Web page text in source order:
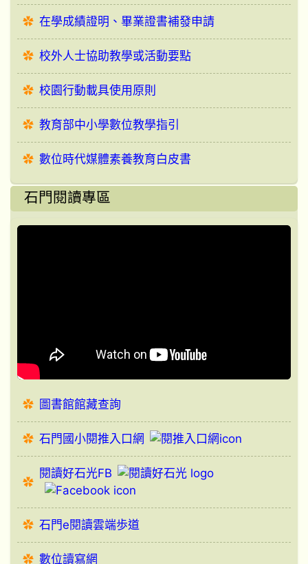
在學成績證明、畢業證書補發申請
校外人士協助教學或活動要點
校園行動載具使用原則
教育部中小學數位教學指引
數位時代媒體素養教育白皮書
石門閱讀專區
圖書館館藏查詢
石門國小閱推入口網
閱讀好石光FB
石門e閱讀雲端歩道
數位讀寫網